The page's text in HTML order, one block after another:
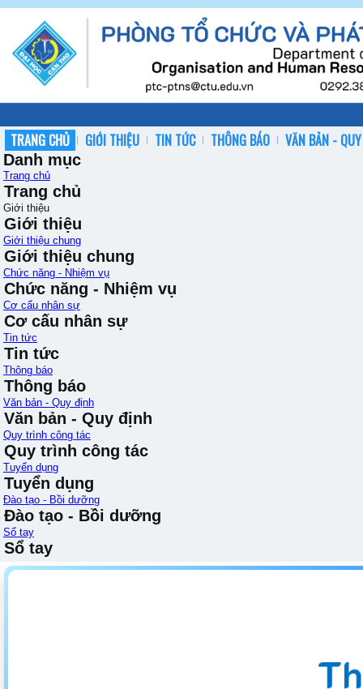
TRANG CHỦ GIỚI THIỆU TIN TỨC THÔNG BÁO VĂN BẢN -
Danh mục
Trang chủ
Trang chủ
Giới thiệu
Giới thiệu
Giới thiệu chung
Giới thiệu chung
Chức năng - Nhiệm vụ
Chức năng - Nhiệm vụ
Cơ cấu nhân sự
Cơ cấu nhân sự
Tin tức
Tin tức
Thông báo
Thông báo
Văn bản - Quy định
Văn bản - Quy định
Quy trình công tác
Quy trình công tác
Tuyển dụng
Tuyển dụng
Đào tạo - Bồi dưỡng
Đào tạo - Bồi dưỡng
Sổ tay
Sổ tay